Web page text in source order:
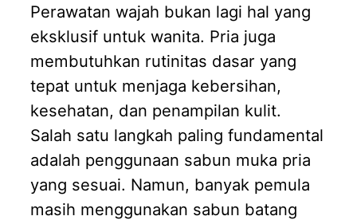
Perawatan wajah bukan lagi hal yang
eksklusif untuk wanita. Pria juga
membutuhkan rutinitas dasar yang
tepat untuk menjaga kebersihan,
kesehatan, dan penampilan kulit.
Salah satu langkah paling fundamental
adalah penggunaan sabun muka pria
yang sesuai. Namun, banyak pemula
masih menggunakan sabun batang